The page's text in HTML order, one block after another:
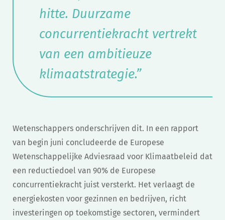
hitte. Duurzame
concurrentiekracht vertrekt
van een ambitieuze
klimaatstrategie.”
Wetenschappers onderschrijven dit. In een rapport
van begin juni concludeerde de Europese
Wetenschappelijke Adviesraad voor Klimaatbeleid dat
een reductiedoel van 90% de Europese
concurrentiekracht juist versterkt. Het verlaagt de
energiekosten voor gezinnen en bedrijven, richt
investeringen op toekomstige sectoren, vermindert